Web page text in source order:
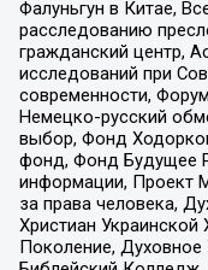
Фалуньгун в Китае,
расследованию
гражданский центр,
исследований при
современности,
Немецко-русский
выбор, Фонд
фонд, Фонд Будущее
информации, Проект
за права человека,
Христиан
Поколение,